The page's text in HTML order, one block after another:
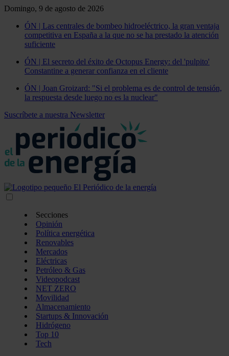
Domingo, 9 de agosto de 2026
ÓN | Las centrales de bombeo hidroeléctrico, la gran ventaja
competitiva en España a la que no se ha prestado la atención
suficiente
ÓN | El secreto del éxito de Octopus Energy: del 'pulpito'
Constantine a generar confianza en el cliente
ÓN | Joan Groizard: "Si el problema es de control de tensión,
la respuesta desde luego no es la nuclear"
Suscríbete a nuestra Newsletter
Secciones
Opinión
Política energética
Renovables
Mercados
Eléctricas
Petróleo & Gas
Videopodcast
NET ZERO
Movilidad
Almacenamiento
Startups & Innovación
Hidrógeno
Top 10
Tech